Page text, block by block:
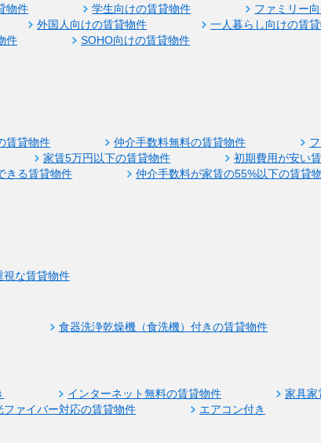
物件
学生向けの賃貸物件 ファミリー
外国人向けの賃貸物件
一人暮らし向けの賃
件
SOHO向けの賃貸物件
賃貸物件 仲介手数料無料の賃貸物件
家賃5万円以下の賃貸物件 初期費用が安い
きる賃貸物件
仲介手数料が家賃の55%以下の賃貸
視な賃貸物件
食器洗浄乾燥機（食洗機）付きの賃貸物件
インターネット無料の賃貸物件
家具家
ファイバー対応の賃貸物件 エアコン付き